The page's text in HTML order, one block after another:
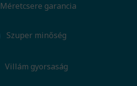
Méretcsere garancia
Szuper minőség
Villám gyorsaság